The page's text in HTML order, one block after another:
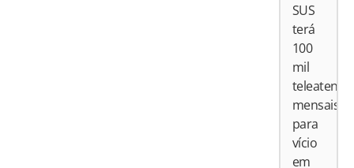
SUS
terá
100
mil
mensais
para
vício
em